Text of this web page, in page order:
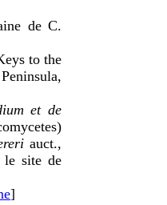
de C.
to the
et de
auct.,
le site de
]